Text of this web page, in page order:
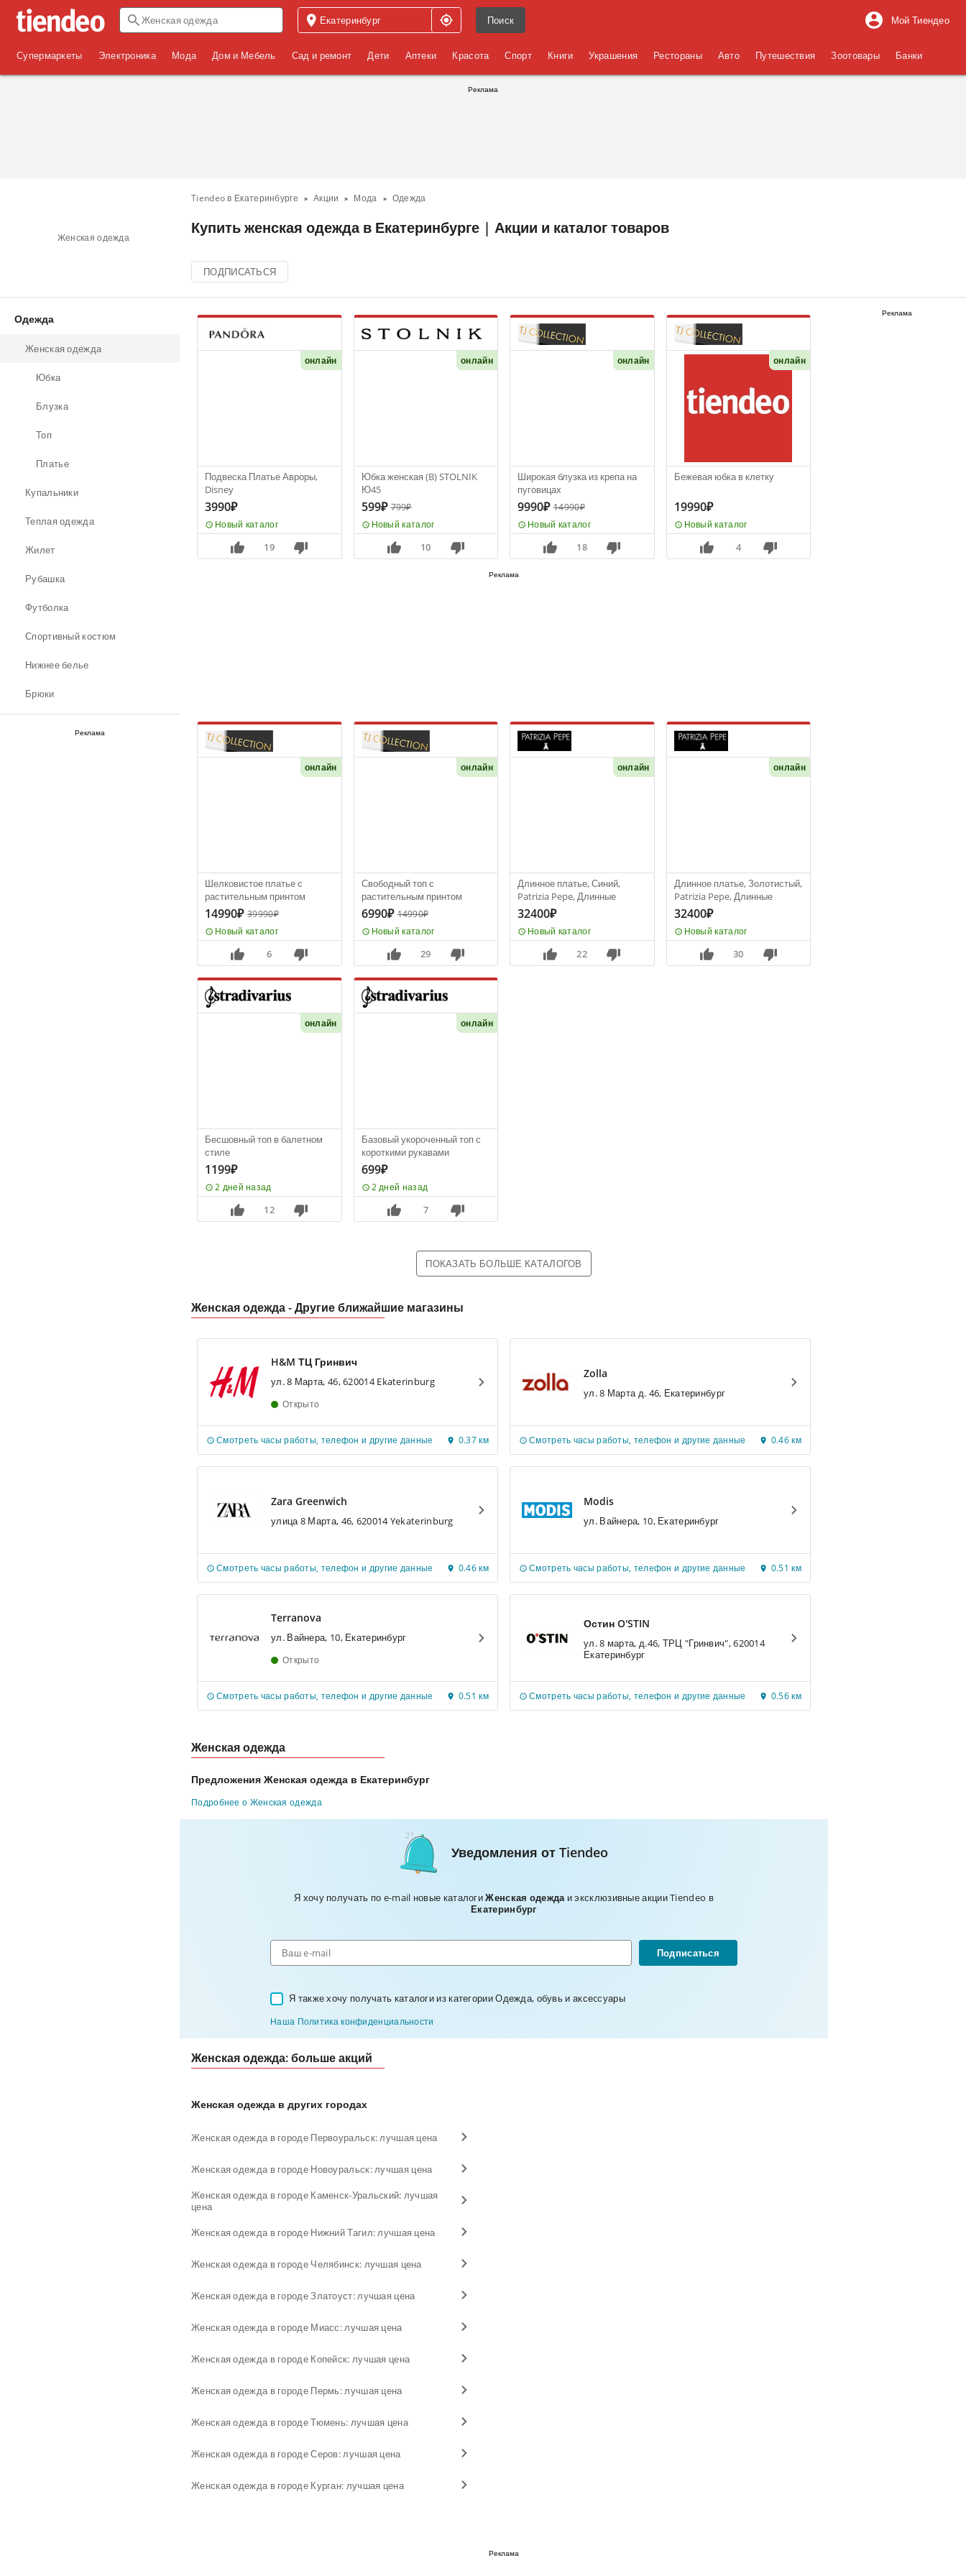
Поиск Мой Тиендео
Супермаркеты Электроника Мода Дом и Мебель Сад и ремонт Дети Аптеки Красота Спорт Книги Украшения Рестораны Авто Путешествия Зоотовары Банки
Реклама
Женская одежда
Tiendeo в Екатеринбурге Акции Мода Одежда
Купить женская одежда в Екатеринбурге | Акции и каталог товаров
ПОДПИСАТЬСЯ
Одежда
Женская одежда
Юбка
Блузка
Топ
Платье
Купальники
Теплая одежда
Жилет
Рубашка
Футболка
Спортивный костюм
Нижнее белье
Брюки
Реклама
онлайн
Подвеска Платье Авроры,
Disney
3990₽
Новый каталог
19
онлайн
Юбка женская (B) STOLNIK
Ю45
599₽ 799₽
Новый каталог
10
онлайн
Широкая блузка из крепа на
пуговицах
9990₽ 14990₽
Новый каталог
18
онлайн
Бежевая юбка в клетку
19990₽
Новый каталог
4
онлайн
Шелковистое платье с
растительным принтом
14990₽ 39990₽
Новый каталог
6
онлайн
Свободный топ с
растительным принтом
6990₽ 14990₽
Новый каталог
29
онлайн
Длинное платье, Синий,
Patrizia Pepe, Длинные
32400₽
Новый каталог
22
онлайн
Длинное платье, Золотистый,
Patrizia Pepe, Длинные
32400₽
Новый каталог
30
онлайн
Бесшовный топ в балетном
стиле
1199₽
2 дней назад
12
онлайн
Базовый укороченный топ с
короткими рукавами
699₽
2 дней назад
7
Реклама
ПОКАЗАТЬ БОЛЬШЕ КАТАЛОГОВ
Женская одежда - Другие ближайшие магазины
H&M ТЦ Гринвич
ул. 8 Марта, 46, 620014 Ekaterinburg
Открыто
Смотреть часы работы, телефон и другие данные 0.37 км
Zolla
ул. 8 Марта д. 46, Екатеринбург
Смотреть часы работы, телефон и другие данные 0.46 км
Zara Greenwich
улица 8 Марта, 46, 620014 Yekaterinburg
Смотреть часы работы, телефон и другие данные 0.46 км
Modis
ул. Вайнера, 10, Екатеринбург
Смотреть часы работы, телефон и другие данные 0.51 км
Terranova
ул. Вайнера, 10, Екатеринбург
Открыто
Смотреть часы работы, телефон и другие данные 0.51 км
Остин O'STIN
ул. 8 марта, д.46, ТРЦ "Гринвич", 620014
Екатеринбург
Смотреть часы работы, телефон и другие данные 0.56 км
Женская одежда
Предложения Женская одежда в Екатеринбург
Подробнее о Женская одежда
Реклама
Уведомления от Tiendeo
Я хочу получать по e-mail новые каталогиЖенская одеждаи эксклюзивные акции Tiendeo в
Екатеринбург
Подписаться
Я также хочу получать каталоги из категории Одежда, обувь и аксеcсуары
Наша Политика конфиденциальности
Женская одежда: больше акций
Женская одежда в других городах
Женская одежда в городе Первоуральск: лучшая цена
Женская одежда в городе Новоуральск: лучшая цена
Женская одежда в городе Каменск-Уральский: лучшая
цена
Женская одежда в городе Нижний Тагил: лучшая цена
Женская одежда в городе Челябинск: лучшая цена
Женская одежда в городе Златоуст: лучшая цена
Женская одежда в городе Миасс: лучшая цена
Женская одежда в городе Копейск: лучшая цена
Женская одежда в городе Пермь: лучшая цена
Женская одежда в городе Тюмень: лучшая цена
Женская одежда в городе Серов: лучшая цена
Женская одежда в городе Курган: лучшая цена
Реклама